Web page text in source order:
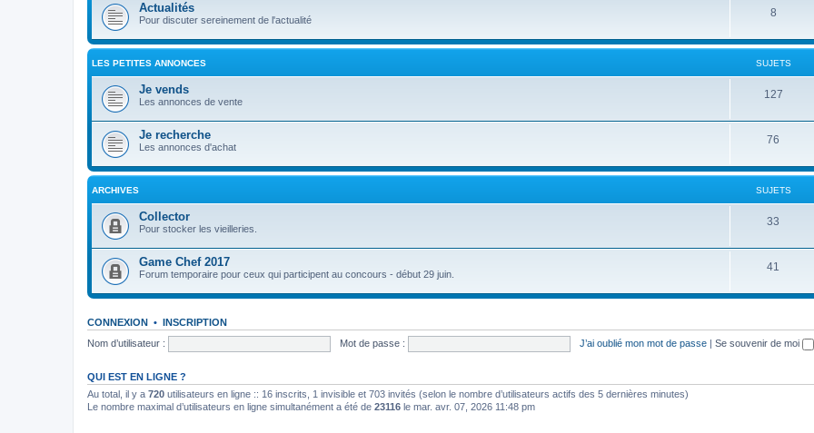
Actualités
Pour discuter sereinement de l'actualité
8
LES PETITES ANNONCES SUJETS
Je vends
Les annonces de vente
127
Je recherche
Les annonces d'achat
76
ARCHIVES SUJETS
Collector
Pour stocker les vieilleries.
33
Game Chef 2017
Forum temporaire pour ceux qui participent au concours - début 29 juin.
41
CONNEXION • INSCRIPTION
Nom d’utilisateur :
Mot de passe : J’ai oublié mon mot de passe | Se souvenir de moi
QUI EST EN LIGNE ?
Au total, il y a 720 utilisateurs en ligne :: 16 inscrits, 1 invisible et 703 invités (selon le nombre d’utilisateurs actifs des 5 dernières minutes)
Le nombre maximal d’utilisateurs en ligne simultanément a été de 23116 le mar. avr. 07, 2026 11:48 pm